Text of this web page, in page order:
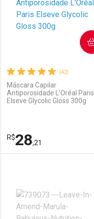
(42)
Máscara Capilar
Antiporosidade L'Oréal Paris
Elseve Glycolic Gloss 300g
R$28,21
COMPRAR
Laboratório
Por Menos